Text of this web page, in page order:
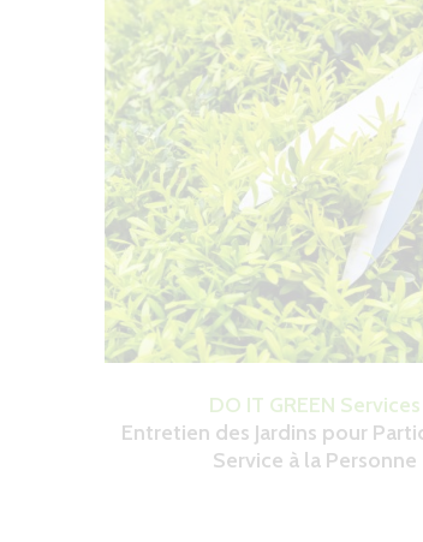
DO IT GREEN Services
Entretien des Jardins pour
Service à la Personne